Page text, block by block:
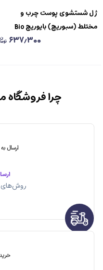
ژل شستشوی پوست چرب و
مختلط (سبوریچ) بایوریچ Bio
Rich Seborich Purifying
۶۳۷٫۳۰۰
چرا فروشگاه
ارسال
روش‌های